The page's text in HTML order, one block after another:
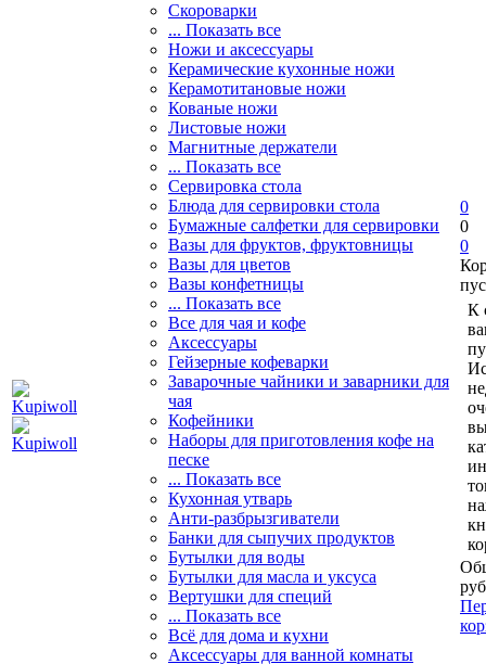
Скороварки
... Показать все
Ножи и аксессуары
Керамические кухонные ножи
Керамотитановые ножи
Кованые ножи
Листовые ножи
Магнитные держатели
... Показать все
Сервировка стола
Блюда для сервировки стола
Бумажные салфетки для сервировки
Вазы для фруктов, фруктовницы
Вазы для цветов
Вазы конфетницы
... Показать все
Все для чая и кофе
Аксессуары
Гейзерные кофеварки
Заварочные чайники и заварники для
чая
Кофейники
Наборы для приготовления кофе на
песке
... Показать все
Кухонная утварь
Анти-разбрызгиватели
Банки для сыпучих продуктов
Бутылки для воды
Бутылки для масла и уксуса
Вертушки для специй
... Показать все
Всё для дома и кухни
Аксессуары для ванной комнаты
0
0
0
К